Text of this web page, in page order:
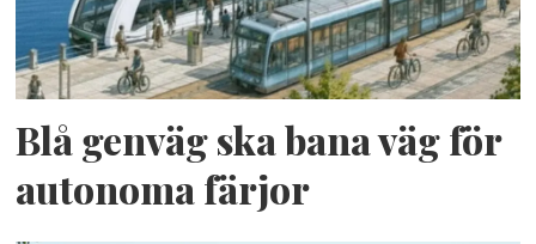
Blå genväg ska bana väg för
autonoma färjor